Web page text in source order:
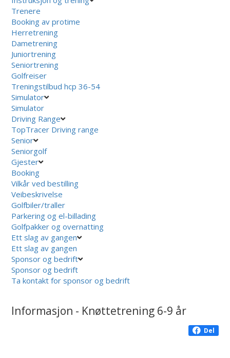
Trenere
Booking av protime
Herretrening
Dametrening
Juniortrening
Seniortrening
Golfreiser
Treningstilbud hcp 36-54
Simulator
Simulator
Driving Range
TopTracer Driving range
Senior
Seniorgolf
Gjester
Booking
Vilkår ved bestilling
Veibeskrivelse
Golfbiler/traller
Parkering og el-billading
Golfpakker og overnatting
Ett slag av gangen
Ett slag av gangen
Sponsor og bedrift
Sponsor og bedrift
Ta kontakt for sponsor og bedrift
Informasjon - Knøttetrening 6-9 år
Del